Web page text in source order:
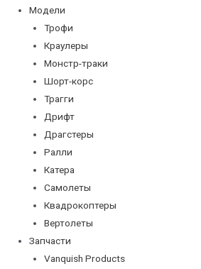
Модели
Трофи
Краулеры
Монстр-траки
Шорт-корс
Трагги
Дрифт
Драгстеры
Ралли
Катера
Самолеты
Квадрокоптеры
Вертолеты
Запчасти
Vanquish Products